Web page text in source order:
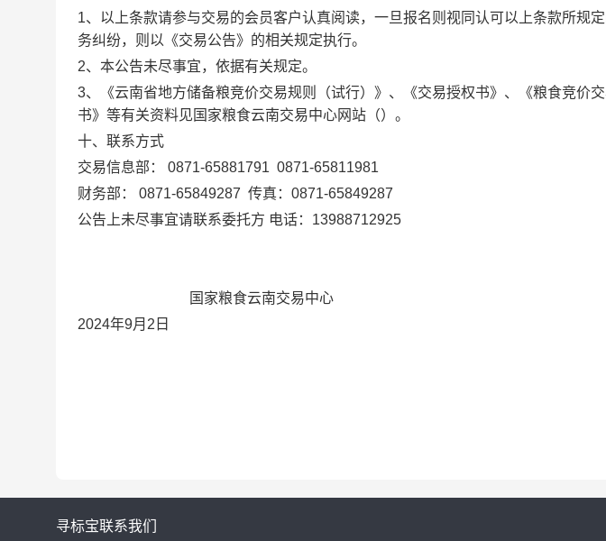
1、以上条款请参与交易的会员客户认真阅读，一旦报名则视同认可以上条款所规
务纠纷，则以《交易公告》的相关规定执行。
2、本公告未尽事宜，依据有关规定。
3、《云南省地方储备粮竞价交易规则（试行）》、《交易授权书》、《粮食竞价
书》等有关资料见国家粮食云南交易中心网站（）。
十、联系方式
交易信息部： 0871-65881791 0871-65811981
财务部： 0871-65849287 传真：0871-65849287
公告上未尽事宜请联系委托方 电话： 13988712925
国家粮食云南交易中心
2024年9月2日
寻标宝联系我们